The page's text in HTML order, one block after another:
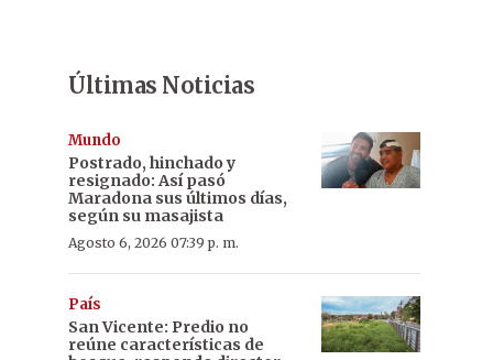
Últimas Noticias
Mundo
Postrado, hinchado y
resignado: Así pasó
Maradona sus últimos días,
según su masajista
Agosto 6, 2026 07:39 p. m.
País
San Vicente: Predio no
reúne características de